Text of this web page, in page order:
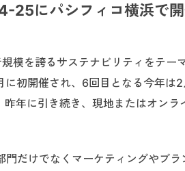
25にパシフィコ横浜で
模を誇るサステナビリティをテー
に初開催され、6回目となる今年は
年に引き続き、現地またはオンラ
門だけでなくマーケティングやブラ